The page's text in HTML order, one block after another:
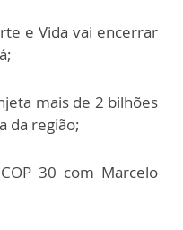
e Vida vai encerrar
mais de 2 bilhões
da região;
30 com Marcelo